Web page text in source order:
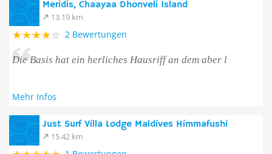
Meridis, Chaayaa Dhonveli Island
13.19 km
2 Bewertungen
Die Basis hat ein herliches Hausriff an dem aber l
Mehr Infos
Just Surf Villa Lodge Maldives Himmafushi
15.42 km